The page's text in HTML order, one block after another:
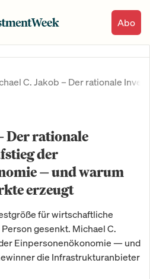
Abo
C. Jakob – Der rationale
Der rationale
der
— und warum
erzeugt
für wirtschaftliche
gesenkt. Michael C.
Einpersonenökonomie — und
die Infrastrukturanbieter